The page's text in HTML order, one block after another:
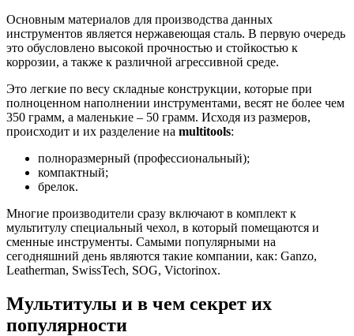
Основным материалов для производства данных
инструментов является нержавеющая сталь. В первую очередь
это обусловлено высокой прочностью и стойкостью к
коррозии, а также к различной агрессивной среде.
Это легкие по весу складные конструкции, которые при
полноценном наполнении инструментами, весят не более чем
350 грамм, а маленькие – 50 грамм. Исходя из размеров,
происходит и их разделение на multitools:
полноразмерный (профессиональный);
компактный;
брелок.
Многие производители сразу включают в комплект к
мультитулу специальный чехол, в который помещаются и
сменные инструменты. Самыми популярными на
сегодняшний день являются такие компании, как: Ganzo,
Leatherman, SwissTech, SOG, Victorinox.
Мультитулы и в чем секрет их
популярности